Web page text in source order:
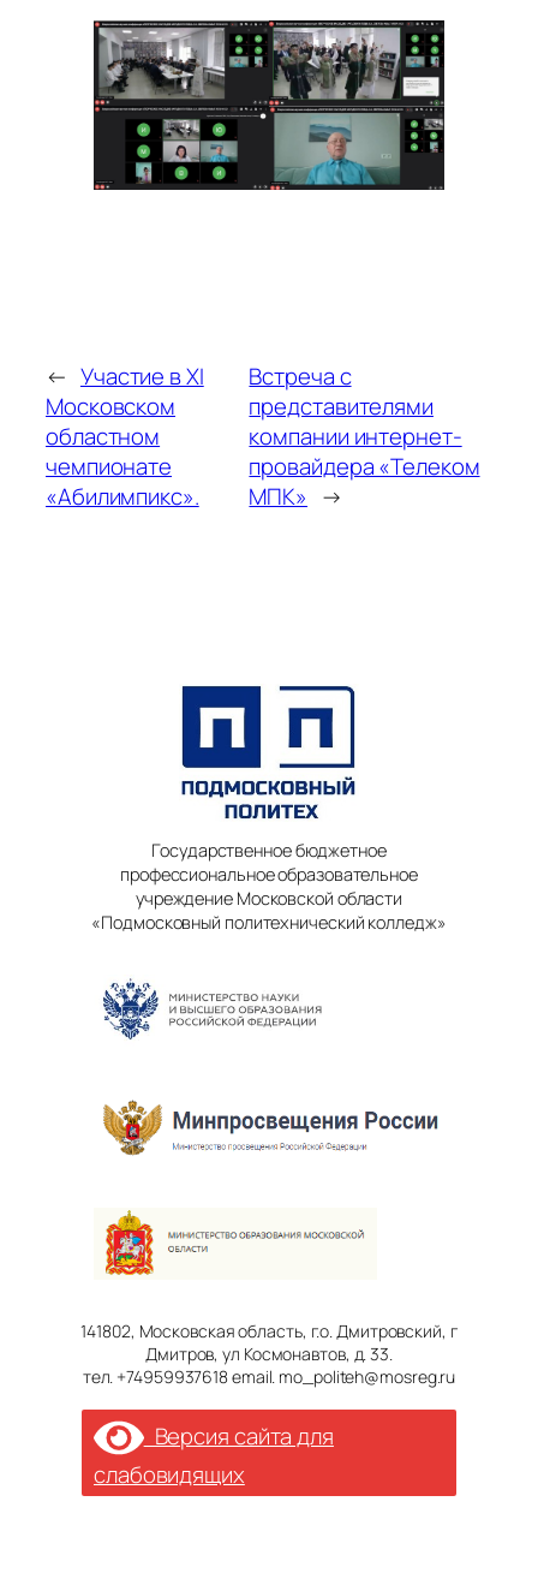
← Участие в XI
Московском
областном
чемпионате
«Абилимпикс».
Встреча с
представителями
компании интернет-
провайдера «Телеком
МПК» →
Государственное бюджетное
профессиональное образовательное
учреждение Московской области
«Подмосковный политехнический колледж»
141802, Московская область, г.о. Дмитровский, г
Дмитров, ул Космонавтов, д. 33.
тел. +74959937618 email. mo_politeh@mosreg.ru
Версия сайта для
слабовидящих